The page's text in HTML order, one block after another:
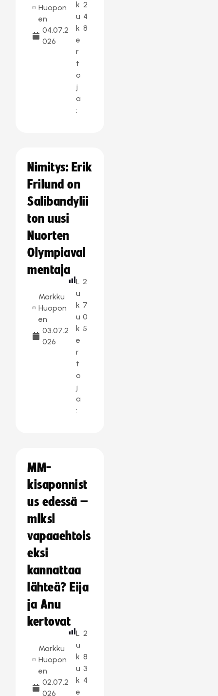
Huopon
en
04.07.2
026
k
u
k
e
r
t
o
j
a
:
2
4
8
Nimitys: Erik
Frilund on
Salibandylii
ton uusi
Nuorten
Olympiaval
mentaja
Markku
Huopon
en
03.07.2
026
L
u
k
u
k
e
r
t
o
j
a
:
2
7
0
5
MM-
kisaponnist
us edessä –
miksi
vapaaehtois
eksi
kannattaa
lähteä? Eija
ja Anu
kertovat
Markku
Huopon
en
02.07.2
026
L
u
k
u
k
e
2
8
3
4